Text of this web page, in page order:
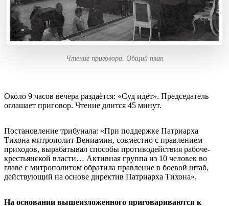
Чтение приговора. Общий план
Около 9 часов вечера раздаётся: «Суд идёт». Председатель
оглашает приговор. Чтение длится 45 минут.
Постановление трибунала: «При поддержке Патриарха
Тихона митрополит Вениамин, совместно с правлением
приходов, вырабатывал способы противодействия рабоче-
крестьянской власти… Активная группа из 10 человек во
главе с митрополитом обратила правление в боевой штаб,
действующий на основе директив Патриарха Тихона».
На основании вышеизложенного приговариваются к